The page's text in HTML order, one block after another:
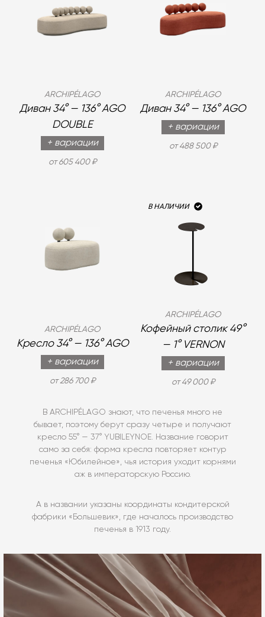
ARCHIPÉLAGO
Диван 34° — 136° AGO
DOUBLE
+ вариации
от 605 400 ₽
ARCHIPÉLAGO
Диван 34° — 136° AGO
+ вариации
от 488 500 ₽
ARCHIPÉLAGO
Кресло 34° — 136° AGO
+ вариации
от 286 700 ₽
В НАЛИЧИИ
ARCHIPÉLAGO
Кофейный столик 49°
— 1° VERNON
+ вариации
от 49 000 ₽
В ARCHIPÉLAGO знают, что печенья много не
бывает, поэтому берут сразу четыре и получают
кресло 55° — 37° YUBILEYNOE. Название говорит
само за себя: форма кресла повторяет контур
печенья «Юбилейное», чья история уходит корнями
аж в императорскую Россию.
А в названии указаны координаты кондитерской
фабрики «Большевик», где началось производство
печенья в 1913 году.